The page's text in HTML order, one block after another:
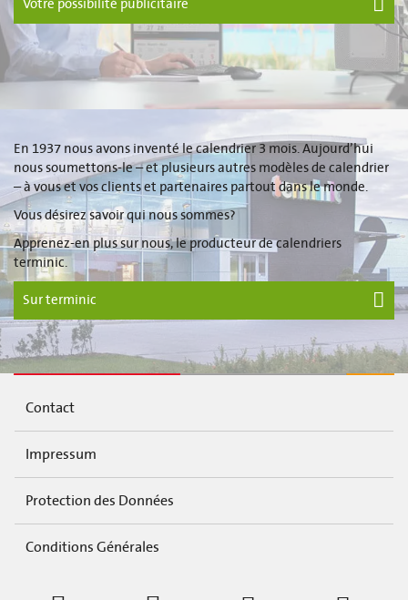
Votre possibilité publicitaire
En 1937 nous avons inventé le calendrier 3 mois. Aujourd’hui
nous soumettons-le – et plusieurs autres modèles de calendrier
– à vous et vos clients et partenaires partout dans le monde.
Vous désirez savoir qui nous sommes?
Apprenez-en plus sur nous, le producteur de calendriers
terminic.
Sur terminic
Contact
Impressum
Protection des Données
Conditions Générales